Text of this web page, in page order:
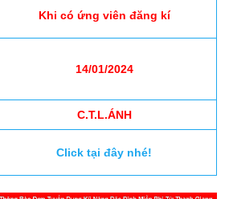
Khi có ứng viên đăng kí
14/01/2024
C.T.L.ÁNH
Click tại đây nhé!